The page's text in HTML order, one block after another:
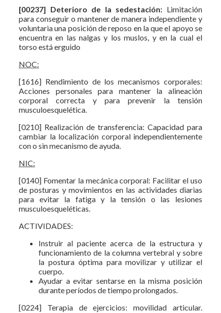
[00237] Deterioro de la sedestación: Limitación
para conseguir o mantener de manera independiente y
voluntaria una posición de reposo en la que el apoyo se
encuentra en las nalgas y los muslos, y en la cual el
torso está erguido
NOC:
[1616] Rendimiento de los mecanismos corporales:
Acciones personales para mantener la alineación
corporal correcta y para prevenir la tensión
musculoesquelética.
[0210] Realización de transferencia: Capacidad para
cambiar la localización corporal independientemente
con o sin mecanismo de ayuda.
NIC:
[0140] Fomentar la mecánica corporal: Facilitar el uso
de posturas y movimientos en las actividades diarias
para evitar la fatiga y la tensión o las lesiones
musculoesqueléticas.
ACTIVIDADES:
Instruir al paciente acerca de la estructura y
funcionamiento de la columna vertebral y sobre
la postura óptima para movilizar y utilizar el
cuerpo.
Ayudar a evitar sentarse en la misma posición
durante períodos de tiempo prolongados.
[0224] Terapia de ejercicios: movilidad articular.